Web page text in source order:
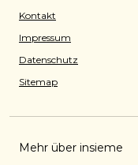
Kontakt
Impressum
Datenschutz
Sitemap
Mehr über insieme